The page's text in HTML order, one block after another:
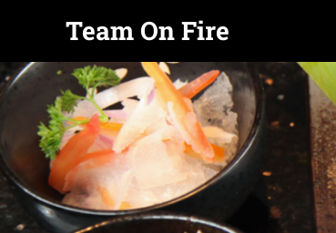
Zum
Inhalt
springen
Team On Fire
COOKING
SINCE
2015